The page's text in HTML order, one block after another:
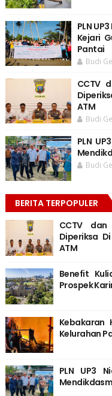
PLN
Kejari
Pantai
Budi
CCTV
ATM
Budi
PLN
Budi
BERITA TERPOPULER
CCTV
Diperiksa
ATM
Benefit
Prospek
Kebakaran
Kelurahan
PLN UP3